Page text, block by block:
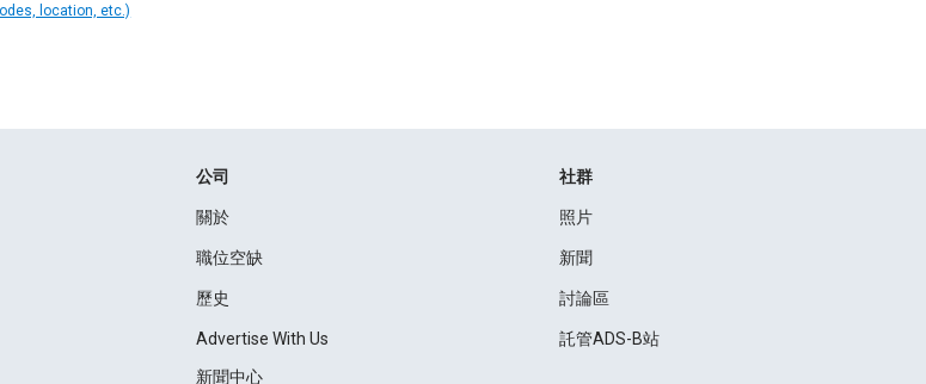
location, etc.)
公司
關於
職位空缺
歷史
Advertise With Us
新聞中心
社群
照片
新聞
討論區
託管ADS-B站